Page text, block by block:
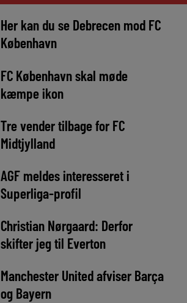
Her kan du se Debrecen mod FC
København
FC København skal møde
kæmpe ikon
Tre vender tilbage for FC
Midtjylland
AGF meldes interesseret i
Superliga-profil
Christian Nørgaard: Derfor
skifter jeg til Everton
Manchester United afviser Barça
og Bayern